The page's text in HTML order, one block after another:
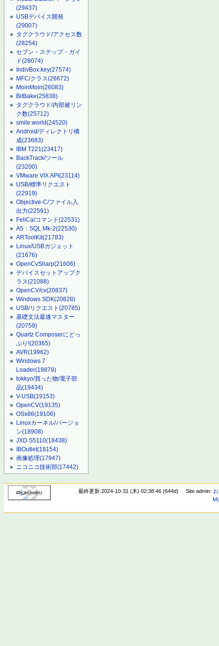
(29437)
USBデバイス開発
(29007)
タグクラウド/アクセス数
(28254)
セブン・ステップ・ガイ
ド(28074)
IndivBox.key(27574)
MFC/クラス(26672)
MoinMoin(26083)
BitBake(25838)
タグクラウド/内部被リン
ク数(25712)
smile.world(24520)
Android/ディレクトリ構
成(23683)
IBM T221(23417)
BackTrack/ツール
(23200)
VMware VIX API(23114)
USB/標準リクエスト
(22919)
Objective-C/ファイル入
出力(22591)
FeliCa/コマンド(22531)
A5：SQL Mk-2(22530)
ARToolKit(21783)
Linux/USBガジェット
(21676)
OpenCvSharp(21606)
デバイスセットアップク
ラス(21088)
OpenCV/cv(20837)
Windows SDK(20828)
USB/リクエスト(20785)
基礎文法最速マスター
(20759)
Quartz Composerにどっ
ぷり!(20365)
AVR(19962)
Windows 7
Loader(19879)
tokkyo/買った物/電子部
品(19434)
V-USB(19153)
OpenCV(19135)
OSx86(19106)
Linuxカーネル/バージョ
ン(18908)
JXD S5110(18438)
IBOutlet(18154)
画像処理(17947)
ニコニコ技術部(17442)
最終更新:2024-10-31 (木) 02:38:46 (644d) Site admin: